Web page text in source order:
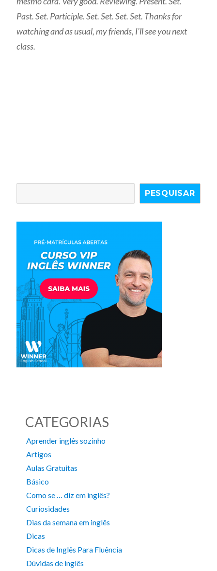
Past. Set. Participle. Set. Set. Set. Set. Thanks for
watching and as usual, my friends, I’ll see you next
class.
PESQUISAR
CATEGORIAS
Aprender inglês sozinho
Artigos
Aulas Gratuitas
Básico
Como se … diz em inglês?
Curiosidades
Dias da semana em inglês
Dicas
Dicas de Inglês Para Fluência
Dúvidas de inglês